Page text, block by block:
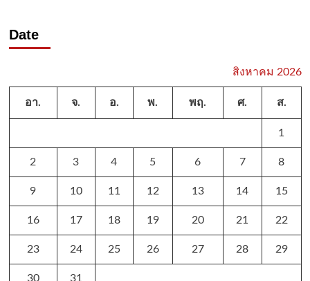
Date
สิงหาคม 2026
อา. จ. อ. พ. พฤ. ศ. ส.
1
2 3 4 5 6 7 8
9 10 11 12 13 14 15
16 17 18 19 20 21 22
23 24 25 26 27 28 29
30 31